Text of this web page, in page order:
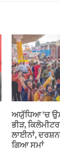
ਅਯੁੱਧਿਆ ’ਚ
ਭੀੜ,
ਲਾਈਨਾਂ,
ਗਿਆ ਸਮਾਂ